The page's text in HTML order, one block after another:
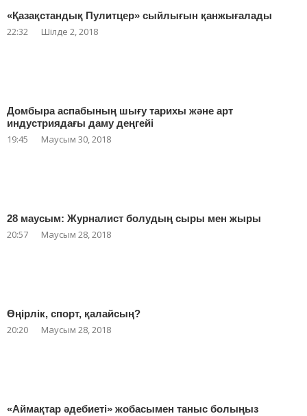
«Қазақстандық Пулитцер» сыйлығын қанжығалады
22:32 Шілде 2, 2018
Домбыра аспабының шығу тарихы және арт
индустриядағы даму деңгейі
19:45 Маусым 30, 2018
28 маусым: Журналист болудың сыры мен жыры
20:57 Маусым 28, 2018
Өңірлік, спорт, қалайсың?
20:20 Маусым 28, 2018
«Аймақтар әдебиеті» жобасымен таныс болыңыз